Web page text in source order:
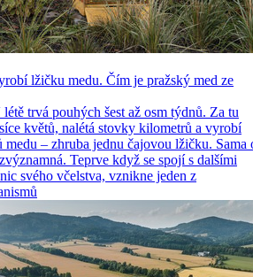
lžičku medu. Čím je pražský med ze
trvá pouhých šest až osm týdnů. Za tu
květů, nalétá stovky kilometrů a vyrobí
medu – zhruba jednu čajovou lžičku. Sama
Teprve když se spojí s dalšími
svého včelstva, vznikne jeden z